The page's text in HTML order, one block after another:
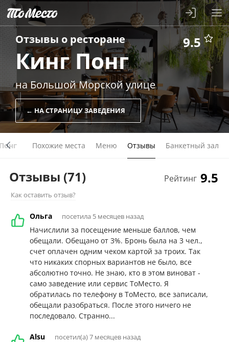
9.5
Отзывы о ресторане
Кинг Понг
на Большой Морской улице
← НА СТРАНИЦУ ЗАВЕДЕНИЯ
Похожие места Меню Отзывы Банкетный зал
Рейтинг 9.5
Отзывы (71)
Как оставить отзыв?
Ольга посетила 5 месяцев назад
Начислили за посещение меньше баллов, чем
обещали. Обещано от 3%. Бронь была на 3 чел.,
счет оплачен одним чеком картой за троих. Так
что никаких спорных вариантов не было, все
абсолютно точно. Не знаю, кто в этом виноват -
само заведение или сервис ТоМесто. Я
обратилась по телефону в ТоМесто, все записали,
обещали разобраться. После этого ничего не
последовало. Странно...
Alsu посетил(а) 7 месяцев назад